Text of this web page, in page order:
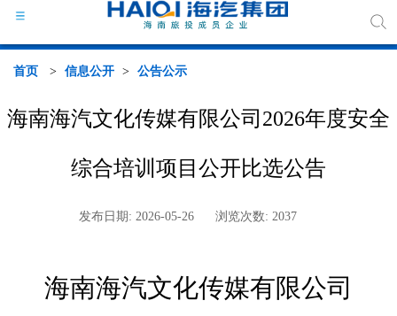
首页 > 信息公开 > 公告公示
海南海汽文化传媒有限公司2026年度安全
综合培训项目公开比选公告
发布日期: 2026-05-26 浏览次数: 2037
海南海汽文化传媒有限公司